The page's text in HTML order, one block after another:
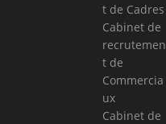
t de Cadres
Cabinet de
recrutemen
t de
Commercia
ux
Cabinet de